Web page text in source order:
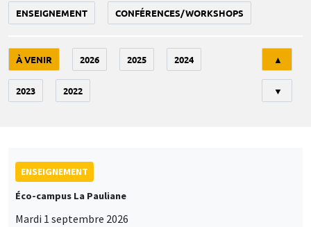
ENSEIGNEMENT CONFÉRENCES/WORKSHOPS
À VENIR 2026 2025 2024
2023 2022
▲
▼
ENSEIGNEMENT
Éco-campus La Pauliane
Mardi 1 septembre 2026